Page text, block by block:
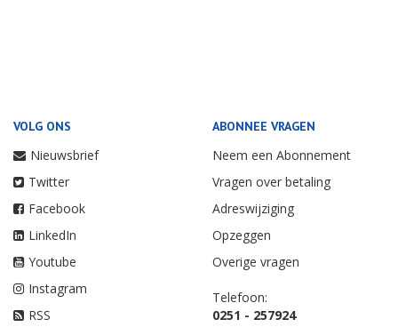
VOLG ONS
Nieuwsbrief
Twitter
Facebook
LinkedIn
Youtube
Instagram
RSS
ABONNEE VRAGEN
Neem een Abonnement
Vragen over betaling
Adreswijziging
Opzeggen
Overige vragen
Telefoon:
0251 - 257924